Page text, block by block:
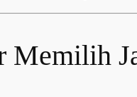
Memilih